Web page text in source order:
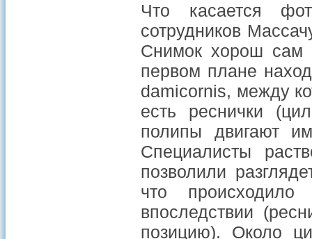
Что касается
сотрудников
Снимок хорош сам
первом плане
damicornis, между
есть реснички
полипы двигают
Специалисты
позволили
что
впоследствии
позицию). Около